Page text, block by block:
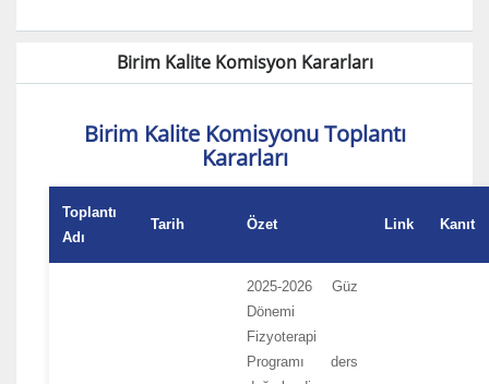
Birim Kalite Komisyon Kararları
Birim Kalite Komisyonu Toplantı
Kararları
Toplantı
Adı
Tarih Özet Link Kanıt
2025-2026 Güz
Dönemi
Fizyoterapi
Programı ders